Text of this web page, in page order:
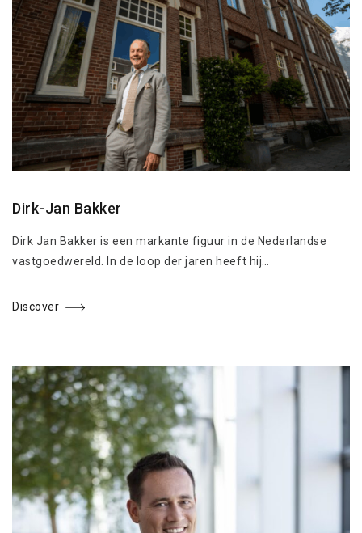
Dirk-Jan Bakker
Dirk Jan Bakker is een markante figuur in de Nederlandse
vastgoedwereld. In de loop der jaren heeft hij…
Discover